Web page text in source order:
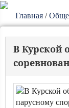
Главная /
В Курской